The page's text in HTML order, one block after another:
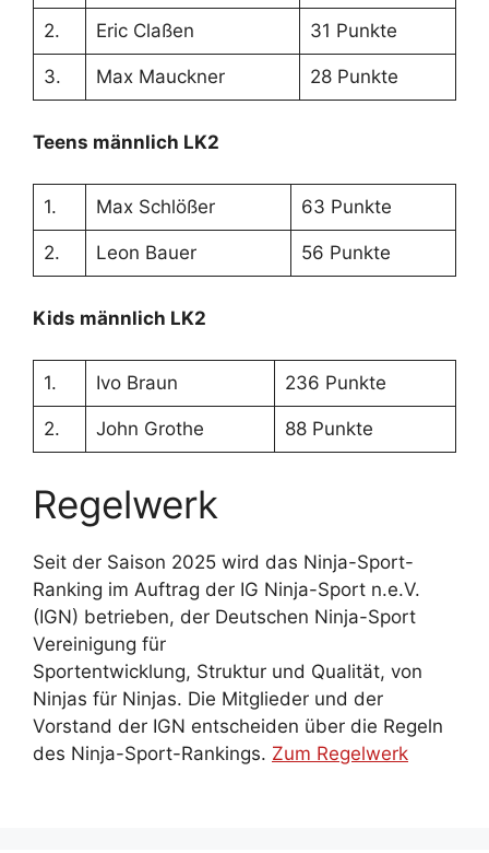
2. Eric Claßen 31 Punkte
3. Max Mauckner 28 Punkte
Teens männlich LK2
1. Max Schlößer 63 Punkte
2. Leon Bauer 56 Punkte
Kids männlich LK2
1. Ivo Braun 236 Punkte
2. John Grothe 88 Punkte
Regelwerk
Seit der Saison 2025 wird das Ninja-Sport-
Ranking im Auftrag der IG Ninja-Sport n.e.V.
(IGN) betrieben, der Deutschen Ninja-Sport
Vereinigung für
Sportentwicklung, Struktur und Qualität, von
Ninjas für Ninjas. Die Mitglieder und der
Vorstand der IGN entscheiden über die Regeln
des Ninja-Sport-Rankings. Zum Regelwerk